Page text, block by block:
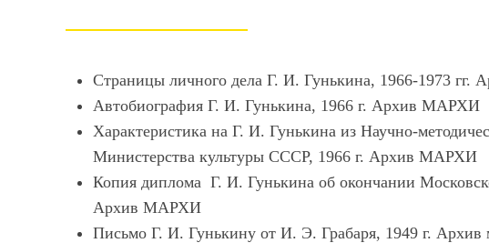
Страницы личного дела Г. И. Гунькина, 1966-1973
Автобиография Г. И. Гунькина, 1966 г. Архив МАРХИ
Характеристика на Г. И. Гунькина из Научно-
Министерства культуры СССР, 1966 г. Архив МАРХИ
Копия диплома Г. И. Гунькина об окончании
Архив МАРХИ
Письмо Г. И. Гунькину от И. Э. Грабаря, 1949 г. Архив